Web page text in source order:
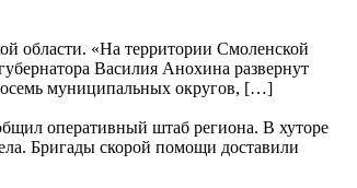
области. «На территории Смоленской
Василия Анохина развернут
муниципальных округов, […]
оперативный штаб региона. В хуторе
Бригады скорой помощи доставили